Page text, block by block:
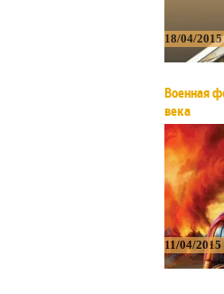
18/04/2015
Военная
века
11/04/2015